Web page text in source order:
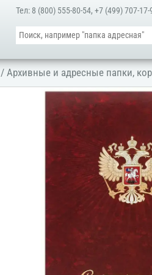
Тел: 8 (800) 555-80-54,+7 (499) 707-17-
/Архивные и адресные папки,